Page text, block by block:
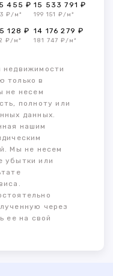
455 ₽
₽/м²
15 533 791 ₽
199 151 ₽/м²
128 ₽
₽/м²
14 176 279 ₽
181 747 ₽/м²
недвижимости
только в
не несем
полноту или
данных.
нашим
Мы не несем
убытки или
через
ее на свой